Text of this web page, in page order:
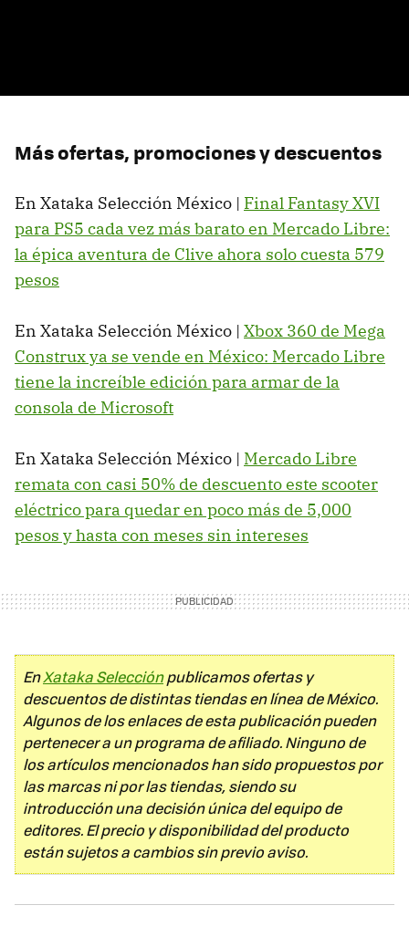
Más ofertas, promociones y descuentos
En Xataka Selección México | Final Fantasy XVI
para PS5 cada vez más barato en Mercado Libre:
la épica aventura de Clive ahora solo cuesta 579
pesos
En Xataka Selección México | Xbox 360 de Mega
Construx ya se vende en México: Mercado Libre
tiene la increíble edición para armar de la
consola de Microsoft
En Xataka Selección México | Mercado Libre
remata con casi 50% de descuento este scooter
eléctrico para quedar en poco más de 5,000
pesos y hasta con meses sin intereses
EnXataka Selecciónpublicamos ofertas y
descuentos de distintas tiendas en línea de México.
Algunos de los enlaces de esta publicación pueden
pertenecer a un programa de afiliado. Ninguno de
los artículos mencionados han sido propuestos por
las marcas ni por las tiendas, siendo su
introducción una decisión única del equipo de
editores. El precio y disponibilidad del producto
están sujetos a cambios sin previo aviso.